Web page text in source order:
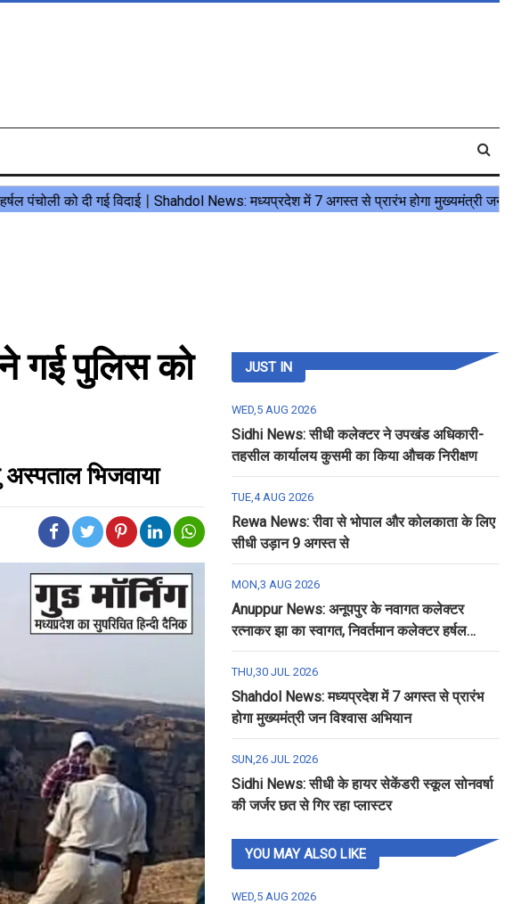
गई पुलिस को
अस्पताल भिजवाया
JUST IN
WED,5 AUG 2026
Sidhi News: सीधी कलेक्टर ने उपखंड अधिकारी-
तहसील कार्यालय कुसमी का किया औचक निरीक्षण
TUE,4 AUG 2026
Rewa News: रीवा से भोपाल और कोलकाता के लिए
सीधी उड़ान 9 अगस्त से
MON,3 AUG 2026
Anuppur News: अनूपपुर के नवागत कलेक्टर
रत्नाकर झा का स्वागत, निवर्तमान कलेक्टर हर्षल
पंचोली को दी गई विदाई
THU,30 JUL 2026
Shahdol News: मध्यप्रदेश में 7 अगस्त से प्रारंभ
होगा मुख्यमंत्री जन विश्वास अभियान
SUN,26 JUL 2026
Sidhi News: सीधी के हायर सेकेंडरी स्कूल सोनवर्षा
की जर्जर छत से गिर रहा प्लास्टर
YOU MAY ALSO LIKE
WED,5 AUG 2026